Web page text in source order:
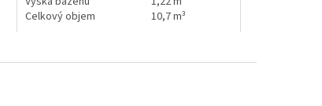
Celkový objem
10,7 m³